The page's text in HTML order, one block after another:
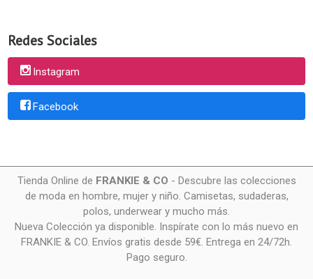
Redes Sociales
Instagram
Facebook
Tienda Online de FRANKIE & CO - Descubre las colecciones
de moda en hombre, mujer y niño. Camisetas, sudaderas,
polos, underwear y mucho más.
Nueva Colección ya disponible. Inspírate con lo más nuevo en
FRANKIE & CO. Envíos gratis desde 59€. Entrega en 24/72h.
Pago seguro.